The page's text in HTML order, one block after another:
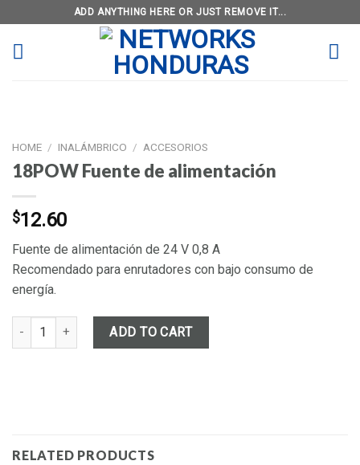
to
content
ADD ANYTHING HERE OR JUST REMOVE IT...
HOME / INALÁMBRICO / ACCESORIOS
18POW Fuente de alimentación
$12.60
Fuente de alimentación de 24 V 0,8 A
Recomendado para enrutadores con bajo consumo de
energía.
18POW Fuente de alimentación quantity
ADD TO CART
RELATED PRODUCTS